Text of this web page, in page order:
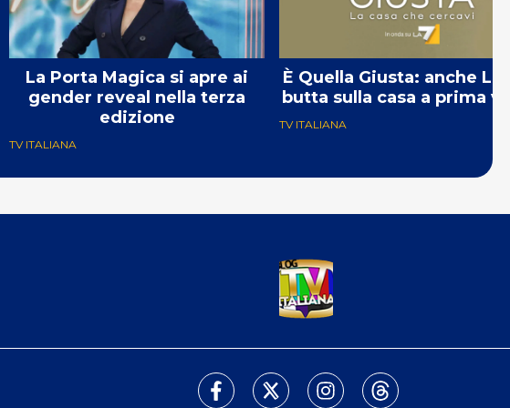
La Porta Magica si apre ai
gender reveal nella terza
edizione
TV ITALIANA
È Quella Giusta: anche La7
butta sulla casa a prima
TV ITALIANA